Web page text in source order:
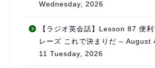
ます。
Wednesday, 2026
【ラジオ英会話】Lesson 87 便利
レーズ これで決まりだ – August
11 Tuesday, 2026